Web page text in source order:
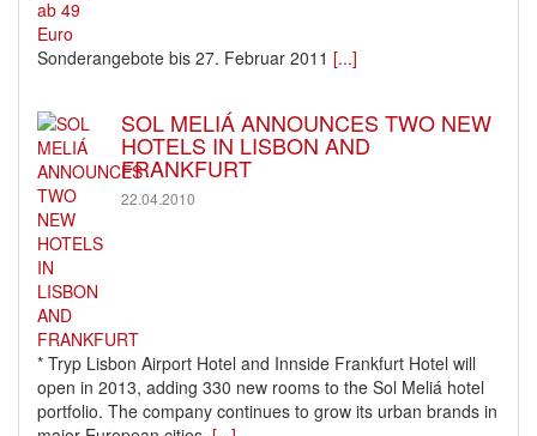
Sonderangebote bis 27. Februar 2011 [...]
SOL MELIÁ ANNOUNCES TWO NEW
HOTELS IN LISBON AND
FRANKFURT
22.04.2010
* Tryp Lisbon Airport Hotel and Innside Frankfurt Hotel will
open in 2013, adding 330 new rooms to the Sol Meliá hotel
portfolio. The company continues to grow its urban brands in